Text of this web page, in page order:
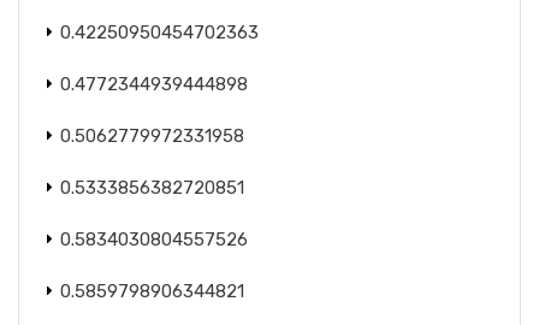
0.42250950454702363
0.4772344939444898
0.5062779972331958
0.5333856382720851
0.5834030804557526
0.5859798906344821